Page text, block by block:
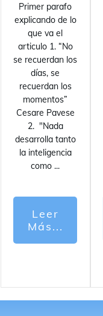
Primer parafo
explicando de lo
que va el
articulo 1. “No
se recuerdan los
días, se
recuerdan los
momentos”
Cesare Pavese
2. "Nada
desarrolla tanto
la inteligencia
como ...
Leer
Más...